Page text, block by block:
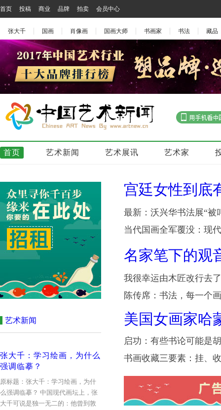
首页 投稿 商业 品牌 拍卖 会员中心
张大千 国画 肖像画 国画大师 书画家 书法 藏品
首页 艺术新闻 艺术展讯 艺术家
艺术新闻
张大千：学习绘画，为什么
强调临摹？
原标题：张大千：学习绘画，为什
么强调临摹？ 中国现代画坛上，张
大千可说是独一无二的：他曾到敦
宫廷女性到底
最新：沃兴华书法展“被
当代国画全军覆没：现
名家笔下的观
我很幸运由木匠改行去
陈传席：书法，每一个
美国女画家哈
启功：有些书论可能是
书画收藏三要素：挂、